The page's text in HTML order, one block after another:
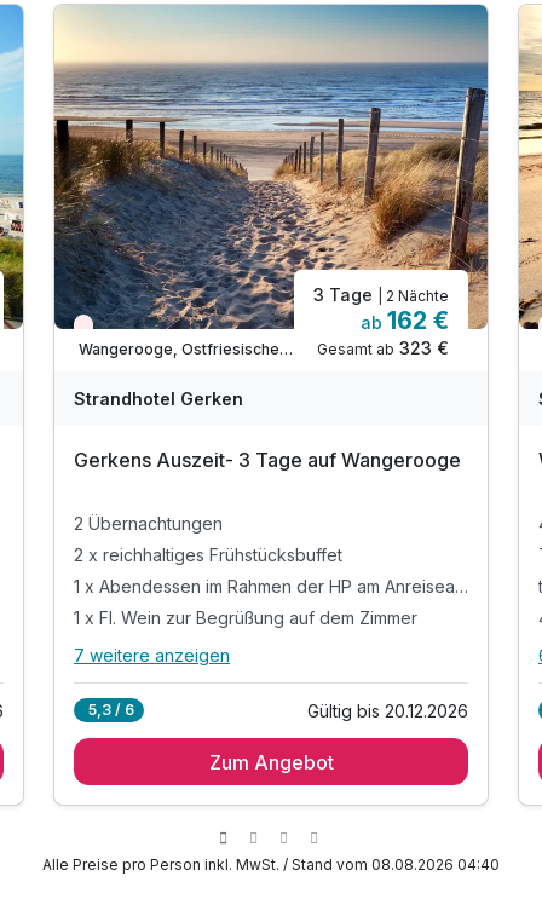
WAR
202
Wieder frei ab September
Wangerooge, Ostfriesische Inseln
3 Tage | 2 Nächte
ab 162 €
Gesamt ab 323 €
Strandhotel Gerken
Gerkens Auszeit- 3 Tage auf Wangerooge
2 Übernachtungen
2 x reichhaltiges Frühstücksbuffet
1 x Abendessen im Rahmen der HP am Anreiseabend
1 x Fl. Wein zur Begrüßung auf dem Zimmer
Alle Inklusivleistungen
2 x reichhaltiges Frühstücksbuffet
1 x Fl. Wein zur Begrüßung auf dem Zimmer
7 weitere anzeigen
5,3 / 6 Gültig bis 20.12.2026
Zum Angebot
Alle Preise pro Person inkl. MwSt. / Stand vom 08.08.2026 04:40